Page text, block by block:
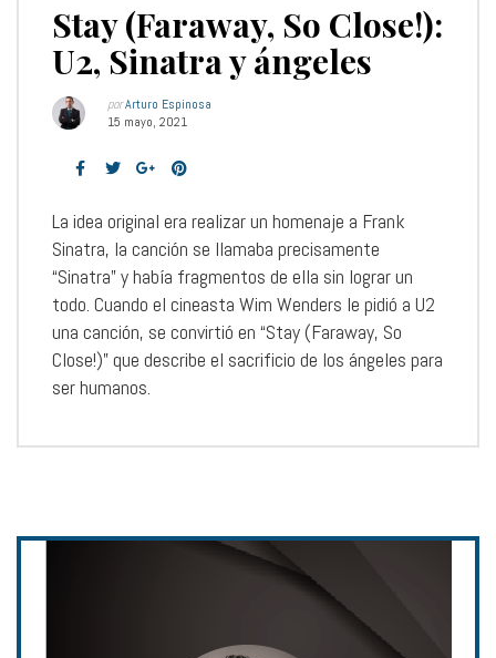
Stay (Faraway, So Close!):
U2, Sinatra y ángeles
porArturo Espinosa
15 mayo, 2021
La idea original era realizar un homenaje a Frank
Sinatra, la canción se llamaba precisamente
“Sinatra” y había fragmentos de ella sin lograr un
todo. Cuando el cineasta Wim Wenders le pidió a U2
una canción, se convirtió en “Stay (Faraway, So
Close!)” que describe el sacrificio de los ángeles para
ser humanos.